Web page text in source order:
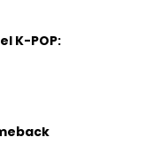
K-POP: